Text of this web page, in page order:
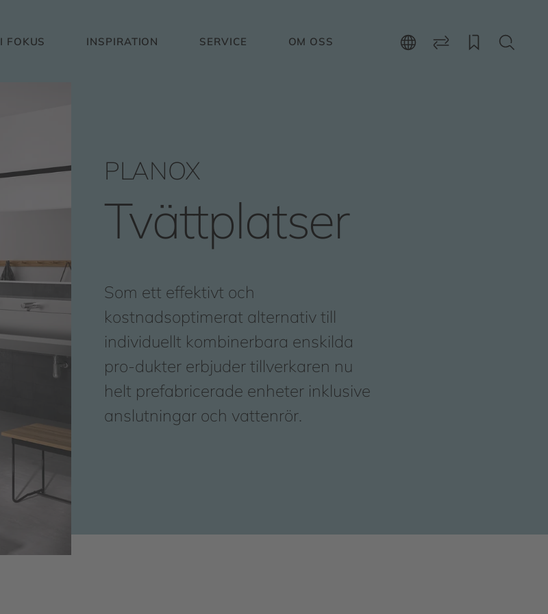
I FOKUS INSPIRATION SERVICE OM OSS
PLANOX
Tvättplatser
Som ett effektivt och
kostnadsoptimerat alternativ till
individuellt kombinerbara enskilda
pro-dukter erbjuder tillverkaren nu
helt prefabricerade enheter inklusive
anslutningar och vattenrör.